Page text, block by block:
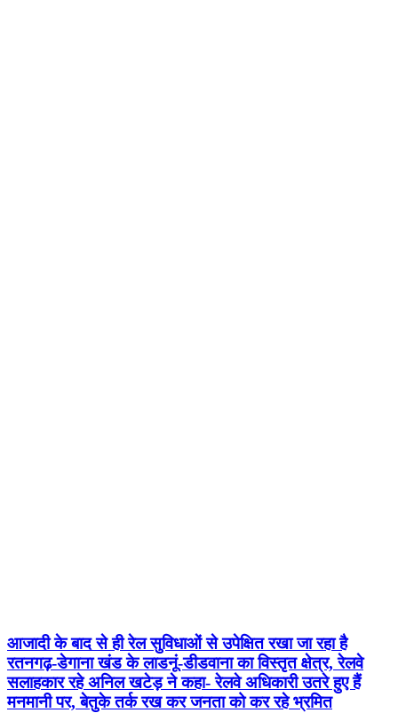
आजादी के बाद से ही रेल सुविधाओं से उपेक्षित रखा जा रहा है
रतनगढ़-डेगाना खंड के लाडनूं-डीडवाना का विस्तृत क्षेत्र, रेलवे
सलाहकार रहे अनिल खटेड़ ने कहा- रेलवे अधिकारी उतरे हुए हैं
मनमानी पर, बेतुके तर्क रख कर जनता को कर रहे भ्रमित